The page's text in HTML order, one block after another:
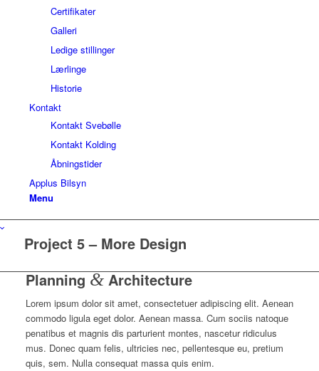
Certifikater
Galleri
Ledige stillinger
Lærlinge
Historie
Kontakt
Kontakt Svebølle
Kontakt Kolding
Åbningstider
Applus Bilsyn
Menu
Project 5 – More Design
Planning &Architecture
Lorem ipsum dolor sit amet, consectetuer adipiscing elit. Aenean
commodo ligula eget dolor. Aenean massa. Cum sociis natoque
penatibus et magnis dis parturient montes, nascetur ridiculus
mus. Donec quam felis, ultricies nec, pellentesque eu, pretium
quis, sem. Nulla consequat massa quis enim.